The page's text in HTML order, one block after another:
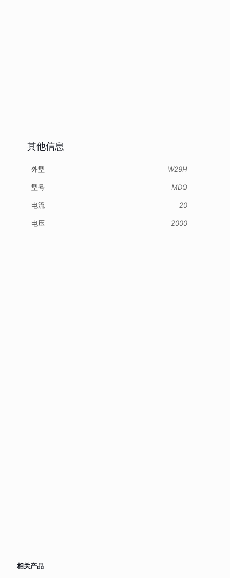
其他信息
外型 W29H
型号 MDQ
电流 20
电压 2000
相关产品